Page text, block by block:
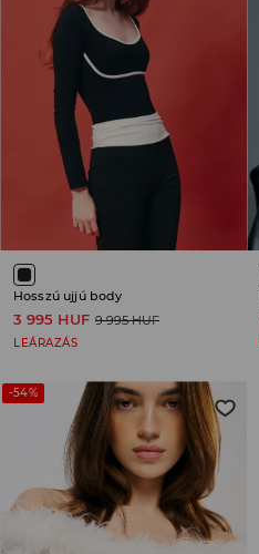
Hosszú ujjú body
3 995 HUF 9 995 HUF
LEÁRAZÁS
-54%